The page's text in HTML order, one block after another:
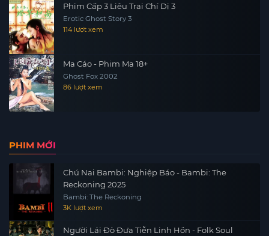
Phim Cấp 3 Liêu Trai Chí Dị 3
Erotic Ghost Story 3
114 lượt xem
Ma Cáo - Phim Ma 18+
Ghost Fox 2002
86 lượt xem
PHIM MỚI
Chú Nai Bambi: Nghiệp Báo - Bambi: The
Reckoning 2025
Bambi: The Reckoning
3K lượt xem
Người Lái Đò Đưa Tiễn Linh Hồn - Folk Soul